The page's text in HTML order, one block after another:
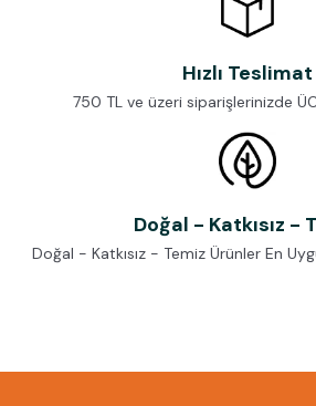
Hızlı Teslimat
750 TL ve üzeri siparişlerinizde
Doğal - Katkısız -
Doğal - Katkısız - Temiz Ürünler En